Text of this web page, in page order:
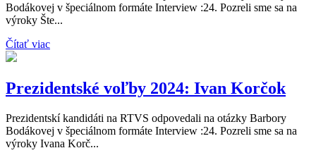
Bodákovej v špeciálnom formáte Interview :24. Pozreli sme sa na
výroky Šte...
Čítať viac
Prezidentské voľby 2024: Ivan Korčok
Prezidentskí kandidáti na RTVS odpovedali na otázky Barbory
Bodákovej v špeciálnom formáte Interview :24. Pozreli sme sa na
výroky Ivana Korč...